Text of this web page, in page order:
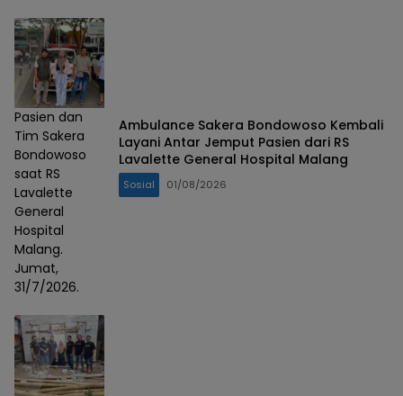
Pasien dan
Tim Sakera
Bondowoso
saat RS
Lavalette
General
Hospital
Malang.
Jumat,
31/7/2026.
Ambulance Sakera Bondowoso Kembali
Layani Antar Jemput Pasien dari RS
Lavalette General Hospital Malang
Sosial 01/08/2026